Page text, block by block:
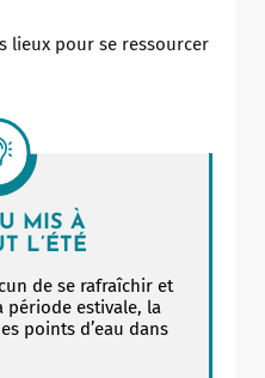
lieux pour se ressourcer
MIS À
L’ÉTÉ
de se rafraîchir et
période estivale, la
points d’eau dans